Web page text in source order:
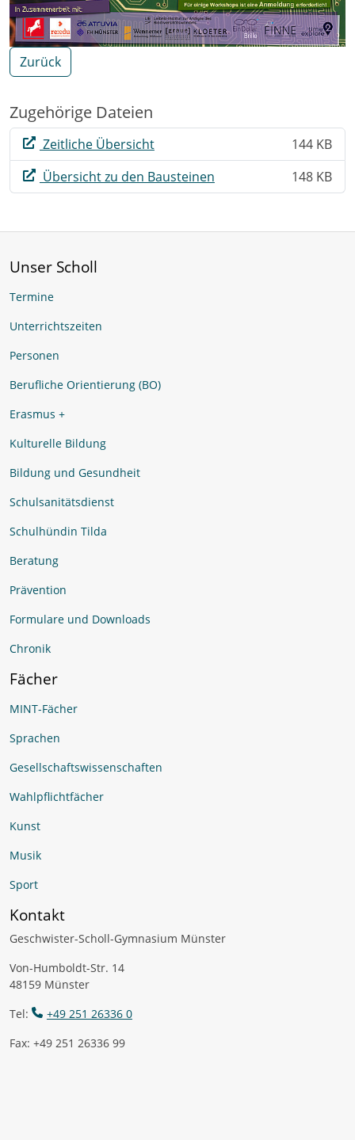
Zurück
Zugehörige Dateien
Zeitliche Übersicht
144 KB
Übersicht zu den Bausteinen
148 KB
Unser Scholl
Termine
Unterrichtszeiten
Personen
Berufliche Orientierung (BO)
Erasmus +
Kulturelle Bildung
Bildung und Gesundheit
Schulsanitätsdienst
Schulhündin Tilda
Beratung
Prävention
Formulare und Downloads
Chronik
Fächer
MINT-Fächer
Sprachen
Gesellschaftswissenschaften
Wahlpflichtfächer
Kunst
Musik
Sport
Kontakt
Geschwister-Scholl-Gymnasium Münster
Von-Humboldt-Str. 14
48159 Münster
Tel:
+49 251 26336 0
Fax: +49 251 26336 99